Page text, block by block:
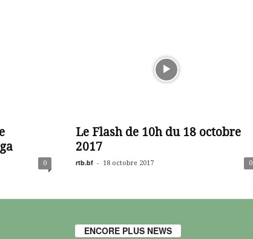
0
Le Flash de 10h du 18 octobre
2017
rtb.bf - 18 octobre 2017 0
ENCORE PLUS NEWS